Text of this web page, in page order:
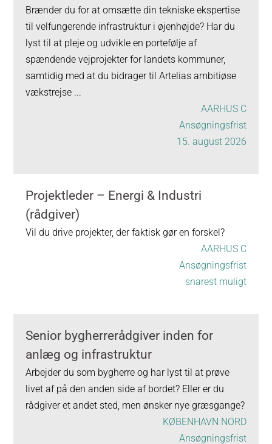
Brænder du for at omsætte din tekniske ekspertise
til velfungerende infrastruktur i øjenhøjde? Har du
lyst til at pleje og udvikle en portefølje af
spændende vejprojekter for landets kommuner,
samtidig med at du bidrager til Artelias ambitiøse
vækstrejse ...
AARHUS C
Ansøgningsfrist
15. august 2026
Projektleder – Energi & Industri
(rådgiver)
Vil du drive projekter, der faktisk gør en forskel?
AARHUS C
Ansøgningsfrist
snarest muligt
Senior bygherrerådgiver inden for
anlæg og infrastruktur
Arbejder du som bygherre og har lyst til at prøve
livet af på den anden side af bordet? Eller er du
rådgiver et andet sted, men ønsker nye græsgange?
KØBENHAVN NORD
Ansøgningsfrist